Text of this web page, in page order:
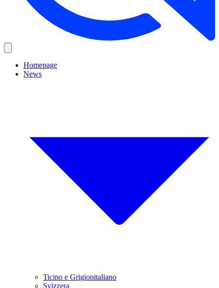
Homepage
News
Ticino e Grigionitaliano
Svizzera